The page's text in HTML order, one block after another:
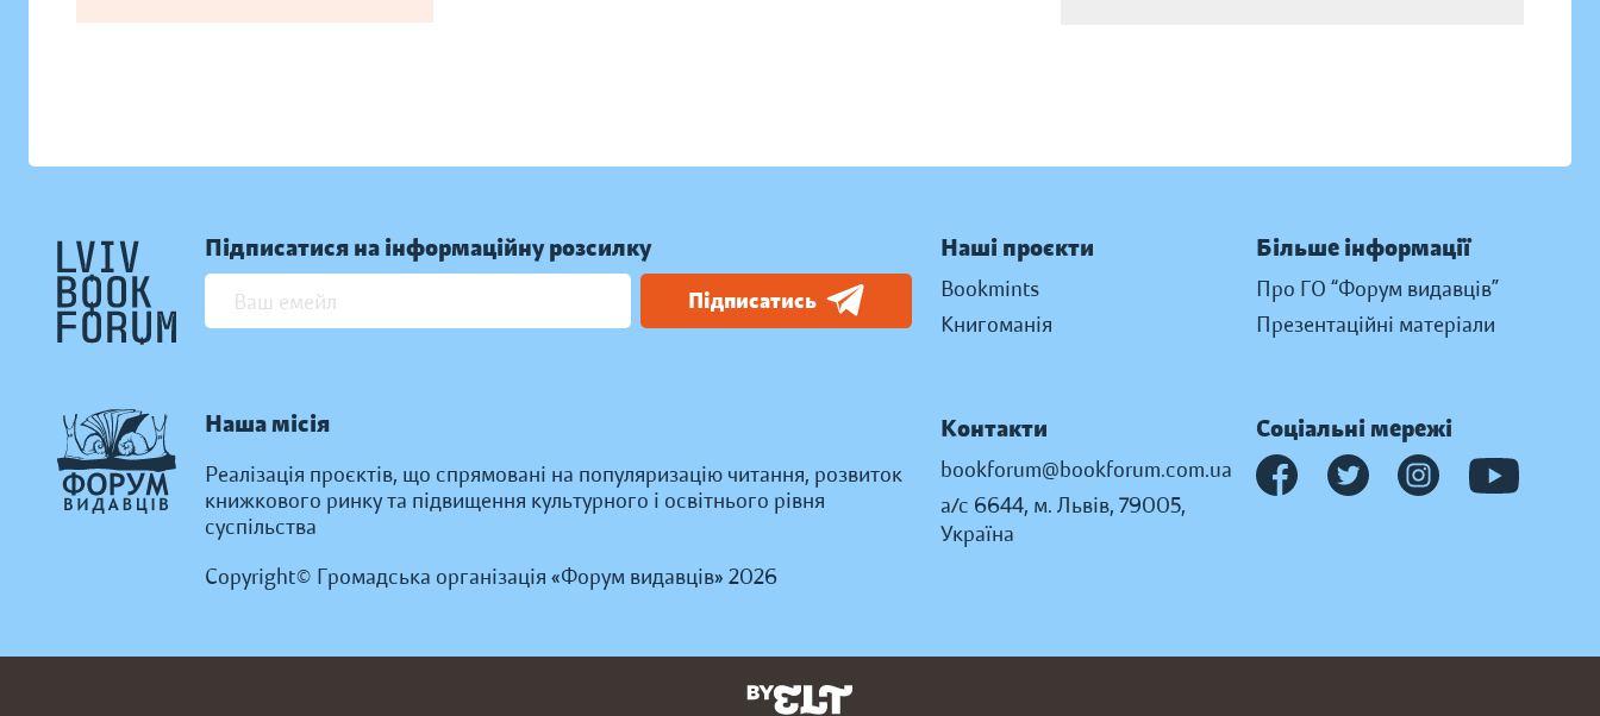
Підписатися на інформаційну розсилку
Підписатись
Наша місія
Реалізація проєктів, що спрямовані на популяризацію читання, розвиток
книжкового ринку та підвищення культурного і освітнього рівня
суспільства
Copyright© Громадська організація «Форум видавців» 2026
Наші проєкти
Bookmints
Книгоманія
Більше інформації
Про ГО “Форум видавців”
Презентаційні матеріали
Контакти
bookforum@bookforum.com.ua
а/с 6644, м. Львів, 79005,
Україна
Соціальні мережі